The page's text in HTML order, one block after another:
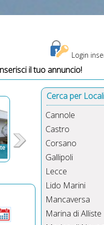
Login
il tuo annuncio!
ville vicine Scorrano,
Cerca per
Cannole
Castro
Corsano
Gallipoli
Lecce
Lido Marini
Mancaversa
Marina di Alliste